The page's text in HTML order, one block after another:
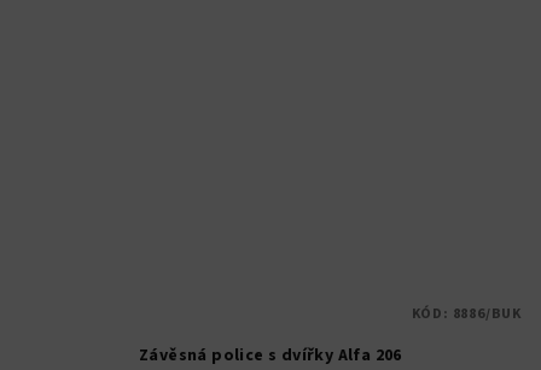
Závěsná police s dvířky Alfa 206
KÓD: 8886/BUK